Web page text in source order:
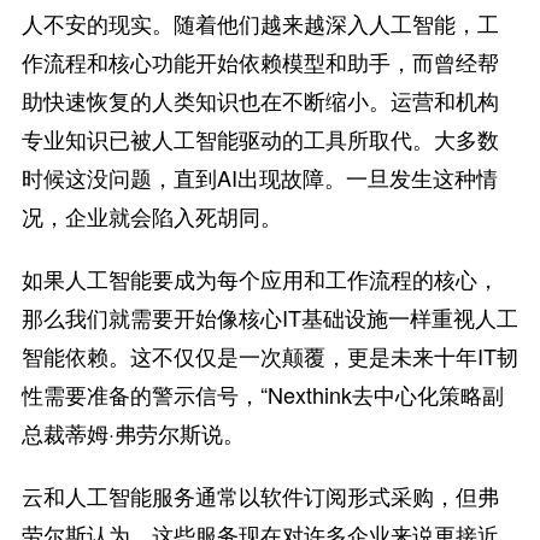
人不安的现实。随着他们越来越深入人工智能，工
作流程和核心功能开始依赖模型和助手，而曾经帮
助快速恢复的人类知识也在不断缩小。运营和机构
专业知识已被人工智能驱动的工具所取代。大多数
时候这没问题，直到AI出现故障。一旦发生这种情
况，企业就会陷入死胡同。
如果人工智能要成为每个应用和工作流程的核心，
那么我们就需要开始像核心IT基础设施一样重视人工
智能依赖。这不仅仅是一次颠覆，更是未来十年IT韧
性需要准备的警示信号，“Nexthink去中心化策略副
总裁蒂姆·弗劳尔斯说。
云和人工智能服务通常以软件订阅形式采购，但弗
劳尔斯认为，这些服务现在对许多企业来说更接近